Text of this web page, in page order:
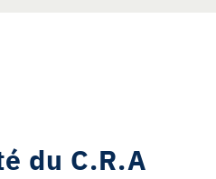
du C.R.A